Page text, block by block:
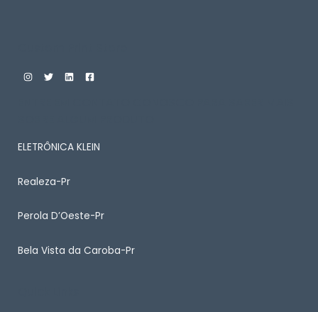
ELETRÔNICA KLEIN
Realeza-Pr
Perola D’Oeste-Pr
Bela Vista da Caroba-Pr